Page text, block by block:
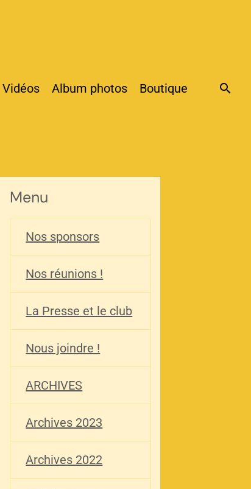
Vidéos Album photos Boutique
Menu
Nos sponsors
Nos réunions !
La Presse et le club
Nous joindre !
ARCHIVES
Archives 2023
Archives 2022